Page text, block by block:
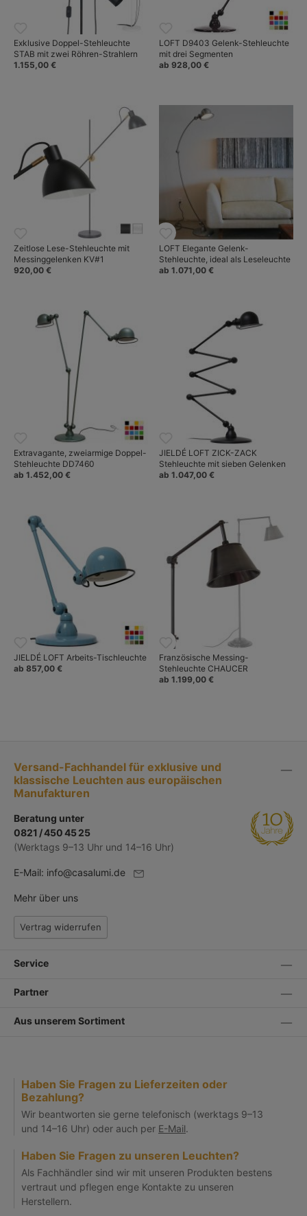
Exklusive Doppel-Stehleuchte
STAB mit zwei Röhren-Strahlern
1.155,00 €
LOFT D9403 Gelenk-Stehleuchte
mit drei Segmenten
ab 928,00 €
Zeitlose Lese-Stehleuchte mit
Messinggelenken KV#1
920,00 €
LOFT Elegante Gelenk-
Stehleuchte, ideal als Leseleuchte
ab 1.071,00 €
Extravagante, zweiarmige Doppel-
Stehleuchte DD7460
ab 1.452,00 €
JIELDÉ LOFT ZICK-ZACK
Stehleuchte mit sieben Gelenken
ab 1.047,00 €
JIELDÉ LOFT Arbeits-Tischleuchte
ab 857,00 €
Französische Messing-
Stehleuchte CHAUCER
ab 1.199,00 €
Versand-Fachhandel für exklusive und
klassische Leuchten aus europäischen
Manufakturen
Beratung unter
0821 / 450 45 25
(Werktags 9–13 Uhr und 14–16 Uhr)
E-Mail: info@casalumi.de
Mehr über uns
Vertrag widerrufen
Service
Partner
Aus unserem Sortiment
Haben Sie Fragen zu Lieferzeiten oder
Bezahlung?
Wir beantworten sie gerne telefonisch (werktags 9–13
und 14–16 Uhr) oder auch per E-Mail.
Haben Sie Fragen zu unseren Leuchten?
Als Fachhändler sind wir mit unseren Produkten bestens
vertraut und pflegen enge Kontakte zu unseren
Herstellern.